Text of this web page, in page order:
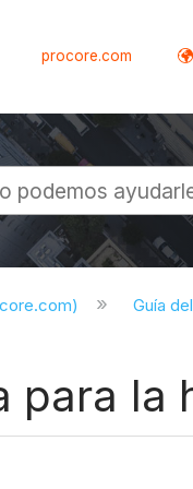
procore.com
Guía
para la